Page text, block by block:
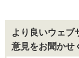
より良いウェブ
意見をお聞かせ